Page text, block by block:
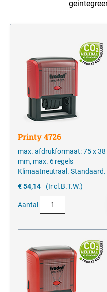
Office Printy met standaard
één kleur
Printy 4726
max. afdrukformaat: 75 x
mm, max. 6 regels
Klimaatneutraal. Standaard.
€ 54,14
(Incl.B.T.W.)
Aantal